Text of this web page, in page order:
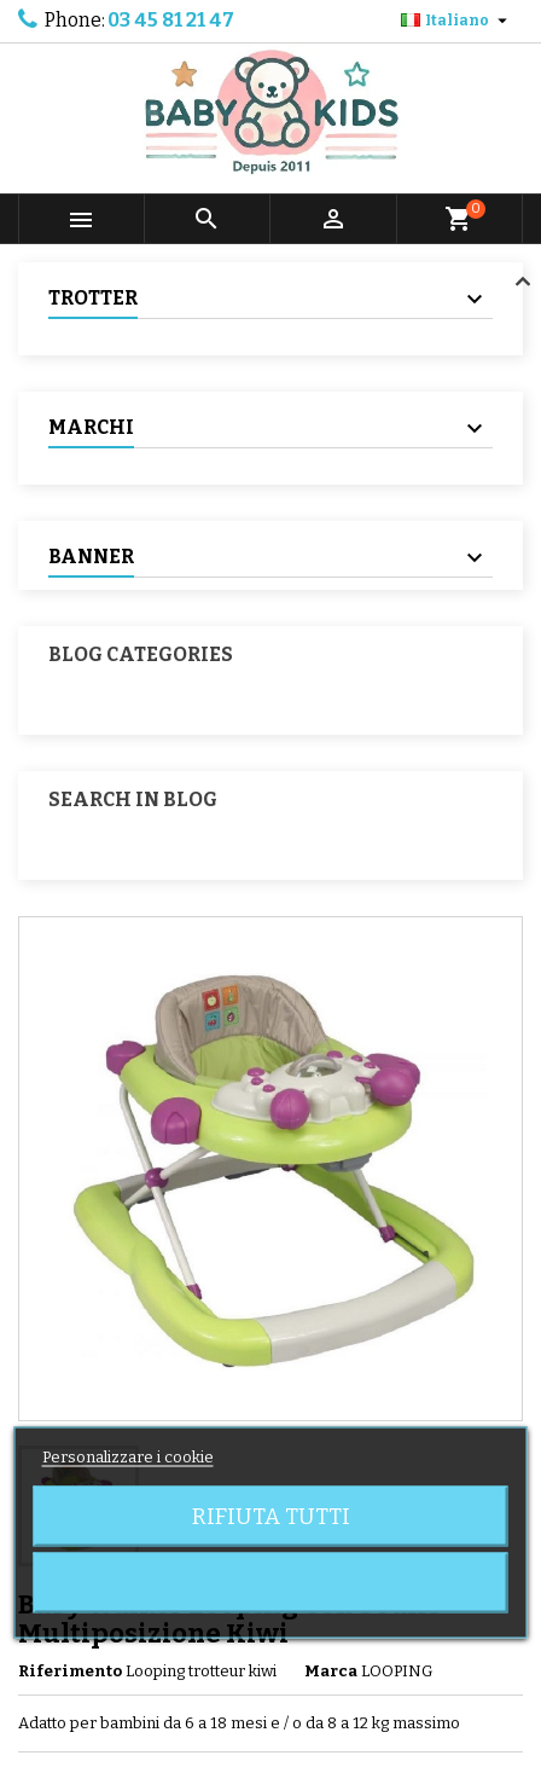
Phone: 03 45 81 21 47 Italiano 
   shopping_cart0
TROTTER
MARCHI
BANNER
BLOG CATEGORIES
SEARCH IN BLOG
Baby Walker Looping Con Sedile
Multiposizione Kiwi
Riferimento Looping trotteur kiwi Marca LOOPING
Adatto per bambini da 6 a 18 mesi e / o da 8 a 12 kg massimo
Personalizzare i cookie
RIFIUTA TUTTI